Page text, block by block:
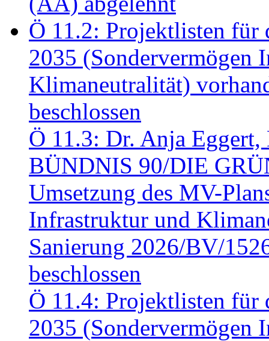
Ö 11.2: Projektlisten für
2035 (Sondervermögen
Klimaneutralität)
beschlossen
Ö 11.3: Dr. Anja
BÜNDNIS 90/DIE
Umsetzung des MV-
Infrastruktur und
Sanierung 2026/BV/
beschlossen
Ö 11.4: Projektlisten für
2035 (Sondervermögen